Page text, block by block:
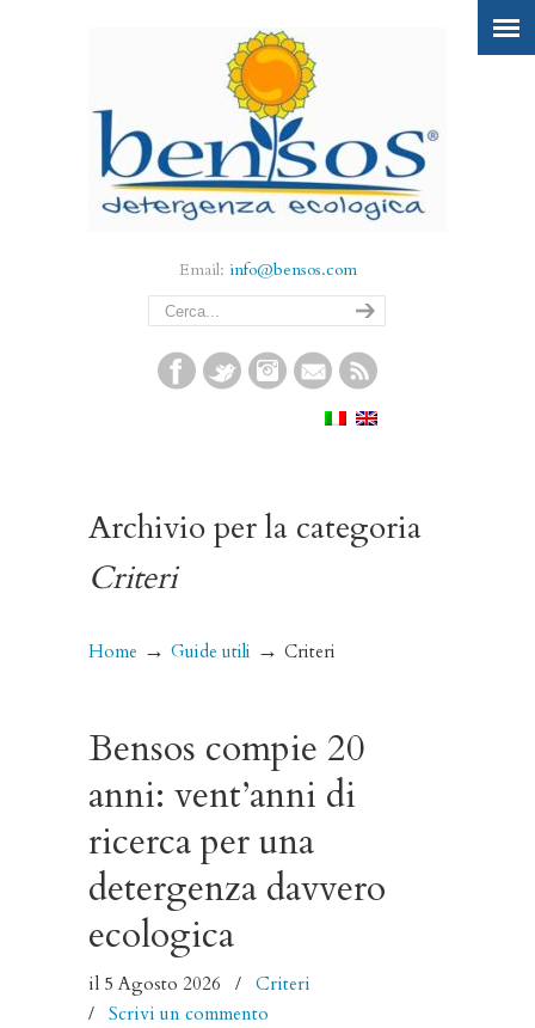
Email: info@bensos.com
Archivio per la categoria
Criteri
Home → Guide utili → Criteri
Bensos compie 20
anni: vent’anni di
ricerca per una
detergenza davvero
ecologica
il 5 Agosto 2026 / Criteri
/ Scrivi un commento